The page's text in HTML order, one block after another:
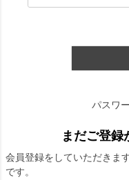
パスワ
まだご登録
会員登録をしていただきま
です。